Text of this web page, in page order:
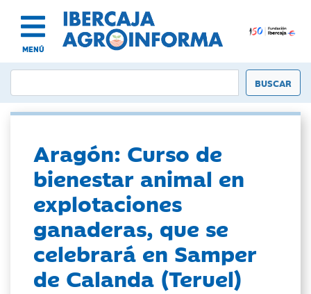
MENÚ
Aragón: Curso de
bienestar animal en
explotaciones
ganaderas, que se
celebrará en Samper
de Calanda (Teruel)